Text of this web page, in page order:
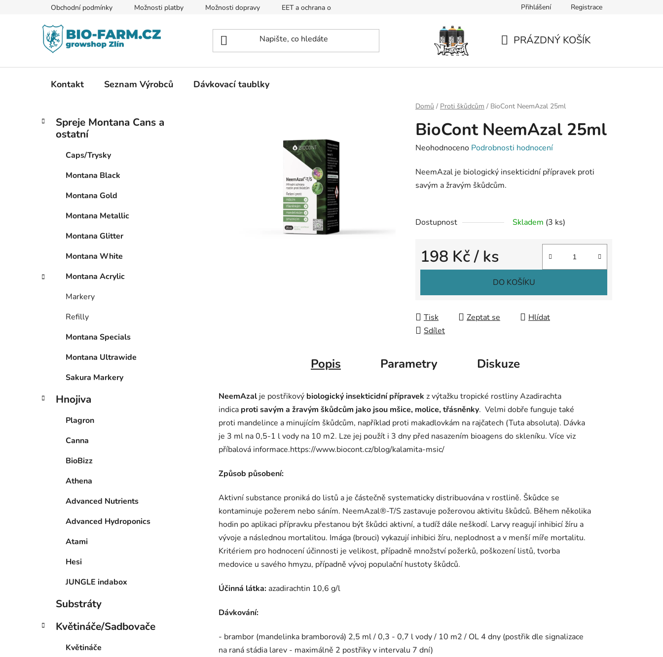
Obchodní podmínky Možnosti platby Možnosti dopravy EET a ochrana osobních údajů Přihlášení Registrace
PRÁZDNÝ KOŠÍK
Kontakt Seznam Výrobců Dávkovací taublky
Domů / Proti škůdcům / BioCont NeemAzal 25ml
P
e
l
Přeskočit
kategorie
K
a
Spreje Montana Cans a
ostatní
Caps/Trysky
Montana Black
Montana Gold
Montana Metallic
Montana Glitter
Montana White
Montana Acrylic
Markery
Refilly
Montana Specials
Montana Ultrawide
Sakura Markery
Hnojiva
Plagron
Canna
BioBizz
Athena
Advanced Nutrients
Advanced Hydroponics
Atami
Hesi
JUNGLE indabox
Substráty
Květináče/Sadbovače
Květináče
BioCont NeemAzal 25ml
Průměrné
produktu
je
5
Neohodnoceno Podrobnosti hodnocení
NeemAzal je biologický insekticidní přípravek proti
savým a žravým škůdcům.
Dostupnost Skladem (3 ks)
198 Kč/ ks
Měrná cena:
DO KOŠÍKU
Tisk Zeptat se
Hlídat
Sdílet
Popis Parametry Diskuze
NeemAzal je postřikový biologický insekticidní přípravek z výtažku tropické rostliny Azadirachta
indica proti savým a žravým škůdcům jako jsou mšice, molice, třásněnky. Velmi dobře funguje také
proti mandelince a minujícím škůdcům, například proti makadlovkám na rajčatech (Tuta absoluta). Dávka
je 3 ml na 0,5-1 l vody na 10 m2. Lze jej použít i 3 dny před nasazením bioagens do skleníku. Více viz
příbalová informace.https://www.biocont.cz/blog/kalamita-msic/
Způsob působení:
Aktivní substance proniká do listů a je částečně systematicky distribuována v rostlině. Škůdce se
kontaminuje požerem nebo sáním. NeemAzal®-T/S zastavuje požerovou aktivitu škůdců. Během několika
hodin po aplikaci přípravku přestanou být škůdci aktivní, a tudíž dále neškodí. Larvy reagují inhibicí žíru a
vývoje a následnou mortalitou. Imága (brouci) vykazují inhibici žíru, neplodnost a v menší míře mortalitu.
Kritériem pro hodnocení účinnosti je velikost, případně množství požerků, poškození listů, tvorba
medovice u savého hmyzu, případně vývoj populační hustoty škůdců.
Účinná látka: azadirachtin 10,6 g/l
Dávkování:
- brambor (mandelinka bramborová) 2,5 ml / 0,3 - 0,7 l vody / 10 m2 / OL 4 dny (postřik dle signalizace
na raná stádia larev - maximálně 2 postřiky v intervalu 7 dní)